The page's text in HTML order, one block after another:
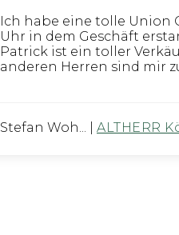
Ich habe eine tolle Union
Uhr in dem Geschäft
Patrick ist ein toller
anderen Herren sind mir
Stefan Woh... ALTHERR